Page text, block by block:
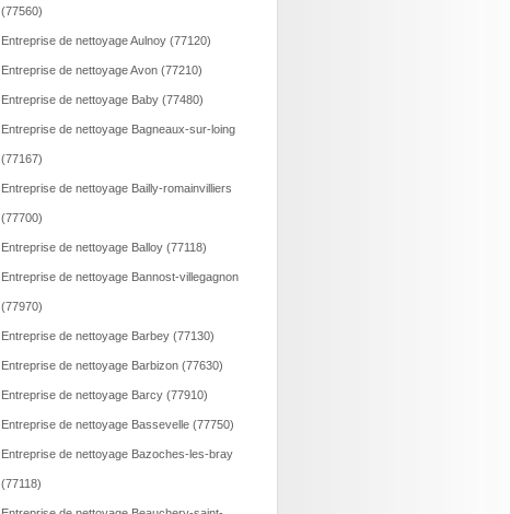
(77560)
Entreprise de nettoyage Aulnoy (77120)
Entreprise de nettoyage Avon (77210)
Entreprise de nettoyage Baby (77480)
Entreprise de nettoyage Bagneaux-sur-loing
(77167)
Entreprise de nettoyage Bailly-romainvilliers
(77700)
Entreprise de nettoyage Balloy (77118)
Entreprise de nettoyage Bannost-villegagnon
(77970)
Entreprise de nettoyage Barbey (77130)
Entreprise de nettoyage Barbizon (77630)
Entreprise de nettoyage Barcy (77910)
Entreprise de nettoyage Bassevelle (77750)
Entreprise de nettoyage Bazoches-les-bray
(77118)